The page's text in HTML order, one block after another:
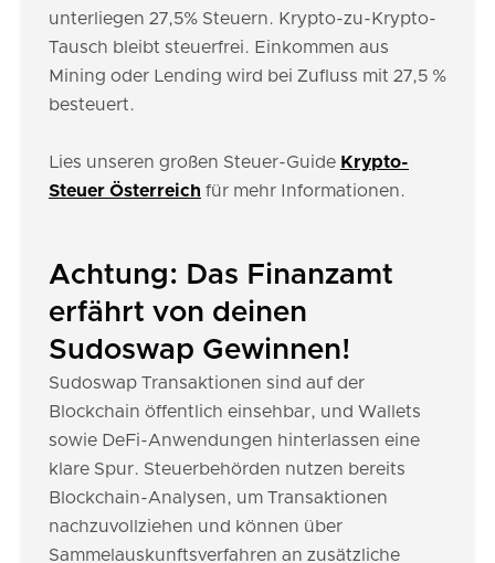
unterliegen 27,5% Steuern. Krypto-zu-Krypto-
Tausch bleibt steuerfrei. Einkommen aus
Mining oder Lending wird bei Zufluss mit 27,5 %
besteuert.
Lies unseren großen Steuer-Guide Krypto-
Steuer Österreich für mehr Informationen.
Achtung: Das Finanzamt
erfährt von deinen
Sudoswap Gewinnen!
Sudoswap Transaktionen sind auf der
Blockchain öffentlich einsehbar, und Wallets
sowie DeFi-Anwendungen hinterlassen eine
klare Spur. Steuerbehörden nutzen bereits
Blockchain-Analysen, um Transaktionen
nachzuvollziehen und können über
Sammelauskunftsverfahren an zusätzliche